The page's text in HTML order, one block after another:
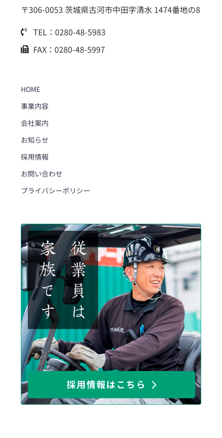
〒306-0053 茨城県古河市中田字清水 1474番地の8
TEL：0280-48-5983
FAX：0280-48-5997
HOME
事業内容
会社案内
お知らせ
採用情報
お問い合わせ
プライバシーポリシー